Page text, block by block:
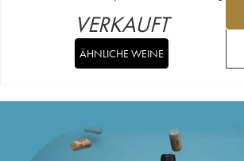
VERKAUFT
ÄHNLICHE WEINE